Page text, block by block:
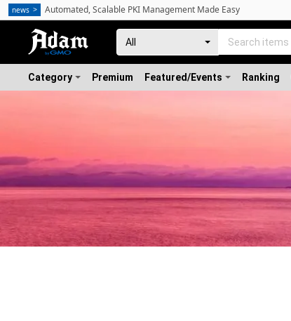
Category Premium Featured/Events Ranking
news Automated, Scalable PKI Management Made Easy